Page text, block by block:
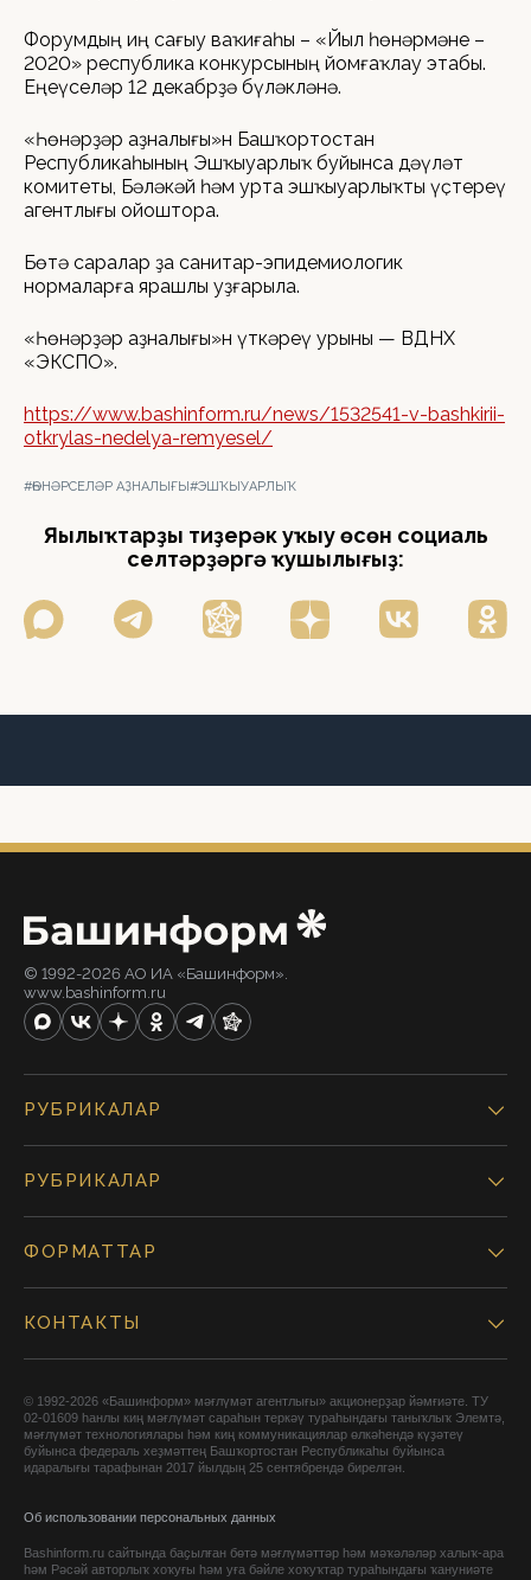
Форумдың иң сағыу ваҡиғаһы – «Йыл һөнәрмәне –
2020» республика конкурсының йомғаҡлау этабы.
Еңеүселәр 12 декабрҙә бүләкләнә.
«Һөнәрҙәр аҙналығы»н Башҡортостан
Республикаһының Эшҡыуарлыҡ буйынса дәүләт
комитеты, Бәләкәй һәм урта эшҡыуарлыҡты үҫтереү
агентлығы ойоштора.
Бөтә саралар ҙа санитар-эпидемиологик
нормаларға ярашлы уҙғарыла.
«Һөнәрҙәр аҙналығы»н үткәреү урыны — ВДНХ
«ЭКСПО».
https://www.bashinform.ru/news/1532541-v-bashkirii-
otkrylas-nedelya-remyesel/
#ҺӨНӘРСЕЛӘР АҘНАЛЫҒЫ#ЭШҠЫУАРЛЫҠ
Яңылыҡтарҙы тиҙерәк уҡыу өсөн социаль
селтәрҙәргә ҡушылығыҙ:
© 1992-2026 АО ИА «Башинформ».
www.bashinform.ru
РУБРИКАЛАР
РУБРИКАЛАР
ФОРМАТТАР
КОНТАКТЫ
© 1992-2026 «Башинформ» мәғлүмәт агентлығы» акционерҙар йәмғиәте. ТУ
02-01609 һанлы киң мәғлүмәт сараһын теркәү тураһындағы таныҡлыҡ Элемтә,
мәғлүмәт технологиялары һәм киң коммуникациялар өлкәһендә күҙәтеү
буйынса федераль хеҙмәттең Башҡортостан Республикаһы буйынса
идаралығы тарафынан 2017 йылдың 25 сентябрендә бирелгән.
Об использовании персональных данных
Bashinform.ru сайтында баҫылған бөтә мәғлүмәттәр һәм мәҡәләләр халыҡ-ара
һәм Рәсәй авторлыҡ хоҡуғы һәм уға бәйле хоҡуҡтар тураһындағы ҡануниәте